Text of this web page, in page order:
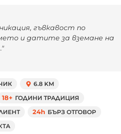
гъвкавост по
и датите за вземане на
6.8 KM
18+ ГОДИНИ ТРАДИЦИЯ
24h БЪРЗ ОТГОВОР